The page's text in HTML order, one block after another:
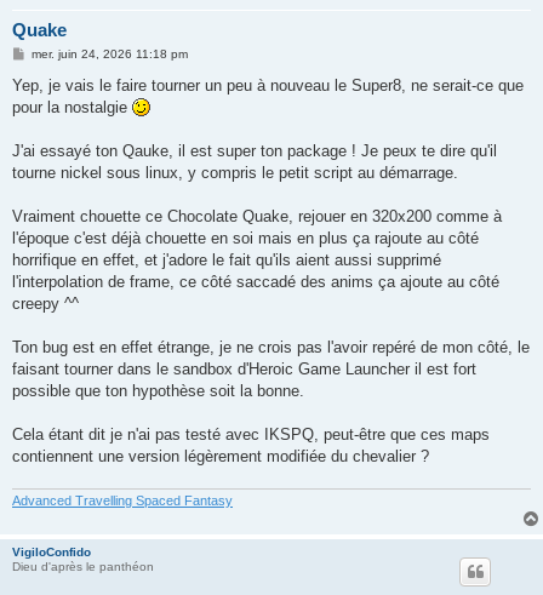
Quake
M
s
s
a
mer. juin 24, 2026 11:18 pm
Yep, je vais le faire tourner un peu à nouveau le Super8, ne serait-ce que
pour la nostalgie
J'ai essayé ton Qauke, il est super ton package ! Je peux te dire qu'il
tourne nickel sous linux, y compris le petit script au démarrage.
Vraiment chouette ce Chocolate Quake, rejouer en 320x200 comme à
l'époque c'est déjà chouette en soi mais en plus ça rajoute au côté
horrifique en effet, et j'adore le fait qu'ils aient aussi supprimé
l'interpolation de frame, ce côté saccadé des anims ça ajoute au côté
creepy ^^
Ton bug est en effet étrange, je ne crois pas l'avoir repéré de mon côté, le
faisant tourner dans le sandbox d'Heroic Game Launcher il est fort
possible que ton hypothèse soit la bonne.
Cela étant dit je n'ai pas testé avec IKSPQ, peut-être que ces maps
contiennent une version légèrement modifiée du chevalier ?
Advanced Travelling Spaced Fantasy
VigiloConfido
Dieu d'après le panthéon